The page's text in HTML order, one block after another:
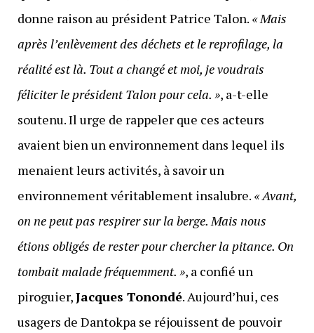
donne raison au président Patrice Talon. « Mais
après l’enlèvement des déchets et le reprofilage, la
réalité est là. Tout a changé et moi, je voudrais
féliciter le président Talon pour cela. », a-t-elle
soutenu. Il urge de rappeler que ces acteurs
avaient bien un environnement dans lequel ils
menaient leurs activités, à savoir un
environnement véritablement insalubre. « Avant,
on ne peut pas respirer sur la berge. Mais nous
étions obligés de rester pour chercher la pitance. On
tombait malade fréquemment. », a confié un
piroguier,Jacques Tonondé. Aujourd’hui, ces
usagers de Dantokpa se réjouissent de pouvoir